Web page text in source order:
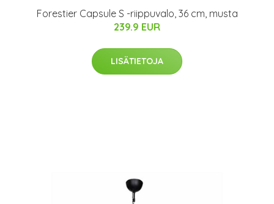
Forestier Capsule S -riippuvalo, 36 cm, musta
239.9 EUR
LISÄTIETOJA